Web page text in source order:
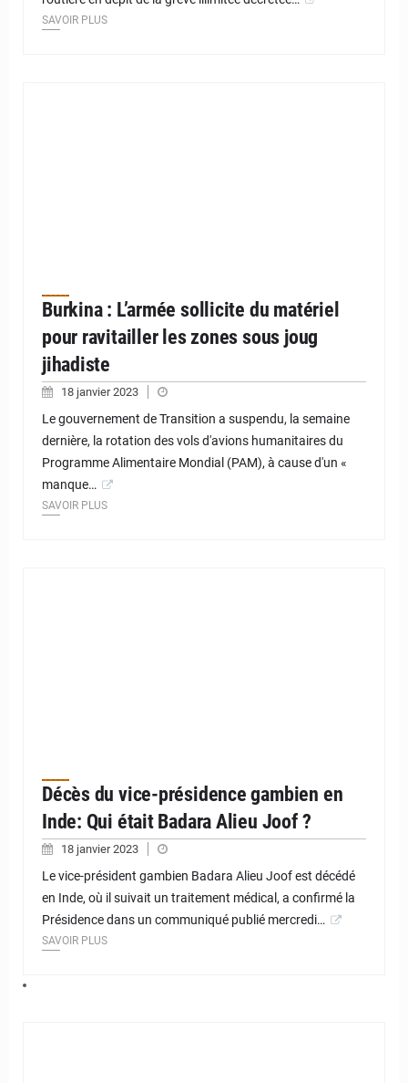
SAVOIR PLUS
Burkina : L’armée sollicite du matériel
pour ravitailler les zones sous joug
jihadiste
18 janvier 2023
Le gouvernement de Transition a suspendu, la semaine
dernière, la rotation des vols d'avions humanitaires du
Programme Alimentaire Mondial (PAM), à cause d'un «
manque…
SAVOIR PLUS
Décès du vice-présidence gambien en
Inde: Qui était Badara Alieu Joof ?
18 janvier 2023
Le vice-président gambien Badara Alieu Joof est décédé
en Inde, où il suivait un traitement médical, a confirmé la
Présidence dans un communiqué publié mercredi…
SAVOIR PLUS